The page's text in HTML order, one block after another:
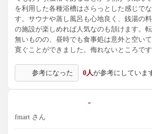
を利用した各種浴槽はさらっとした感じで
す。サウナや蒸し風呂も心地良く、銭湯の
の施設が楽しめれば人気なのも頷けます。
無いものの、昼時でも食事処は意外と空い
寛ぐことができました。侮れないところです
参考になった 0人が参考にしていま
-
fmart さん